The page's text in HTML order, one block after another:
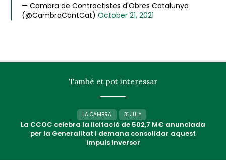
— Cambra de Contractistes d'Obres Catalunya
(@CambraContCat)October 21, 2021
També et pot interessar
LA CAMBRA 31 JULY
La CCOC celebra la licitació de 502,7 M€ anunciada
per la Generalitat i demana consolidar aquest
impuls inversor